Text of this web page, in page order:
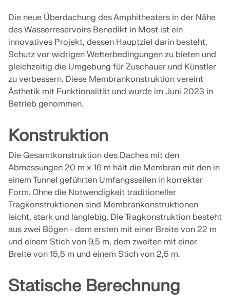
RWIND 3
CFD-Software für digitale Windkanäle
Weitere Infos
Dlubal API
Ihr Tor zur parametrischen Modellierung und
Automatisierung
API entdecken
API Dokumentation
Erste Schritte
Anwendungen
SUPPORT ERHALTEN
KOSTENLOSE LIZENZ ERHALTEN
MIT DEM SUPPORT IN VERBINDUNG TRETEN
von Ingenieursoftware und bringen Sie Ihre Karriere
auf ein neues Niveau.
OFFENE STELLEN ENTDECKEN
Die neue Überdachung des Amphitheaters in der Nähe
des Wasserreservoirs Benedikt in Most ist ein
innovatives Projekt, dessen Hauptziel darin besteht,
Schutz vor widrigen Wetterbedingungen zu bieten und
gleichzeitig die Umgebung für Zuschauer und Künstler
zu verbessern. Diese Membrankonstruktion vereint
Ästhetik mit Funktionalität und wurde im Juni 2023 in
Betrieb genommen.
Konstruktion
Die Gesamtkonstruktion des Daches mit den
Abmessungen 20 m x 16 m hält die Membran mit den in
einem Tunnel geführten Umfangsseilen in korrekter
Form. Ohne die Notwendigkeit traditioneller
Tragkonstruktionen sind Membrankonstruktionen
leicht, stark und langlebig. Die Tragkonstruktion besteht
aus zwei Bögen - dem ersten mit einer Breite von 22 m
und einem Stich von 9,5 m, dem zweiten mit einer
Breite von 15,5 m und einem Stich von 2,5 m.
Statische Berechnung